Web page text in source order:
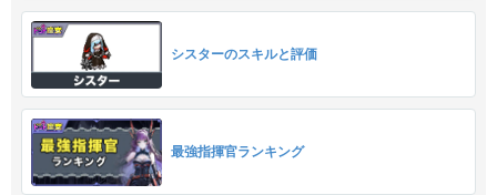
シスターのスキルと評価
最強指揮官ランキング